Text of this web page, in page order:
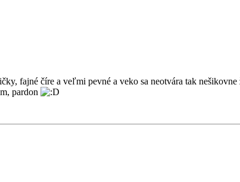
fajné číre a veľmi pevné a veko sa neotvára tak
pardon